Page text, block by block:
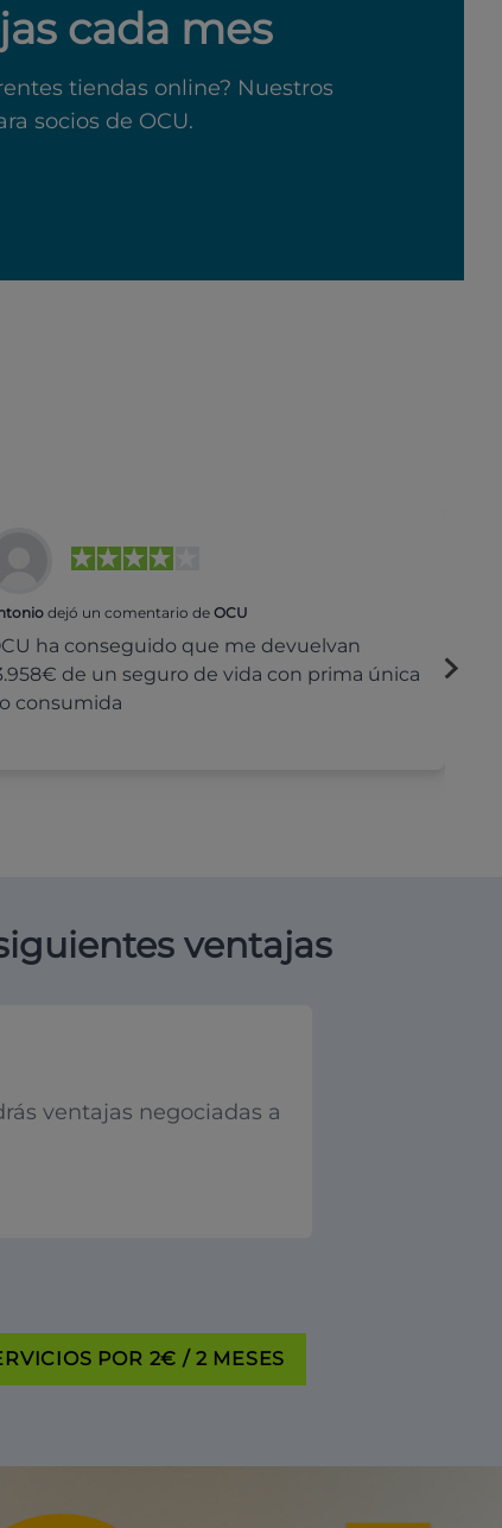
cada mes
tiendas online? Nuestros
socios de OCU.
dejó un comentario deOCU
ha conseguido que me devuelvan
de un seguro de vida con prima única
consumida
ventajas
ventajas negociadas a
POR 2€ / 2 MESES